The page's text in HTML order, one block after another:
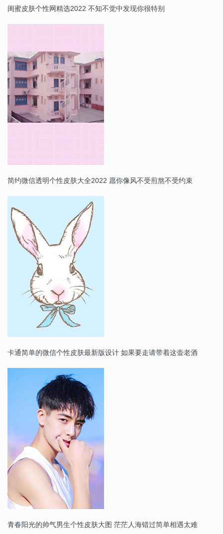
闺蜜皮肤个性网精选2022 不知不觉中发现你很特别
简约微信透明个性皮肤大全2022 愿你像风不受煎熬不受约束
卡通简单的微信个性皮肤最新版设计 如果要走请带着这壶老酒
青春阳光的帅气男生个性皮肤大图 茫茫人海错过简单相遇太难